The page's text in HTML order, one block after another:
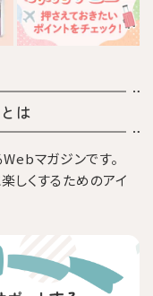
とは
マガジンです。
しくするためのアイ